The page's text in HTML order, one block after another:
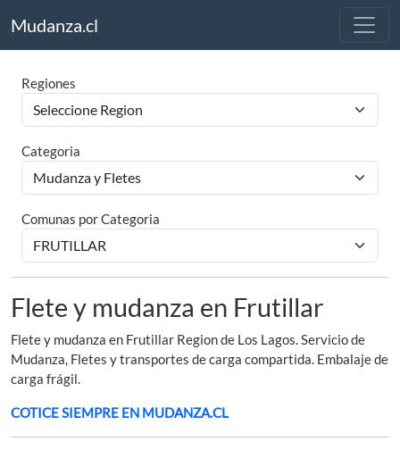
Mudanza.cl
Regiones
Categoria
Comunas por Categoria
Flete y mudanza en Frutillar
Flete y mudanza en Frutillar Region de Los Lagos. Servicio de
Mudanza, Fletes y transportes de carga compartida. Embalaje de
carga frágil.
COTICE SIEMPRE EN MUDANZA.CL